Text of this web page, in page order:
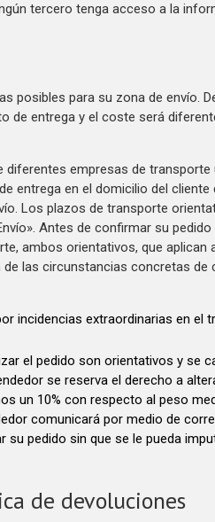
tercero tenga acceso a la
posibles para su zona de envío.
de entrega y el coste será
diferentes empresas de transporte
entrega en el domicilio del cliente
Los plazos de transporte
Antes de confirmar su
ambos orientativos, que aplican
las circunstancias concretas de
incidencias extraordinarias en el
el pedido son orientativos y se
se reserva el derecho a
un 10% con respecto al peso
comunicará por medio de
pedido sin que se le pueda
de devoluciones